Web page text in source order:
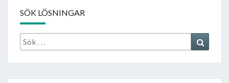
SÖK LÖSNINGAR
Sök
efter: